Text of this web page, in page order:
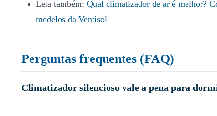
Leia também: Qual climatizador de ar é melhor?
modelos da Ventisol
Perguntas frequentes (FAQ)
Climatizador silencioso vale a pena para